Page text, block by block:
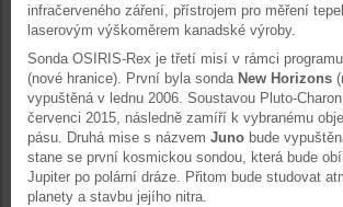
infračerveného záření, přístrojem pro měření
laserovým výškoměrem kanadské výroby.
Sonda OSIRIS-Rex je třetí misí v rámci programu
(nové hranice). První byla sonda New Horizons
vypuštěná v lednu 2006. Soustavou Pluto-
červenci 2015, následně zamíří k vybranému
pásu. Druhá mise s názvem Juno bude
stane se první kosmickou sondou, která bude
Jupiter po polární dráze. Přitom bude studovat
planety a stavbu jejího nitra.